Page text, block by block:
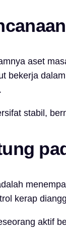
aset
bekerja
stabil,
kerap
aktif